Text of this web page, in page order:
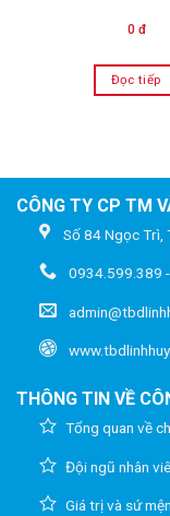
0 đ
Đọc tiếp
CÔNG TY CP TM
Số 84 Ngọc Trì,
0934.599.389
THÔNG TIN VỀ
Tổng quan về
Đội ngũ nhân
Giá trị và sứ